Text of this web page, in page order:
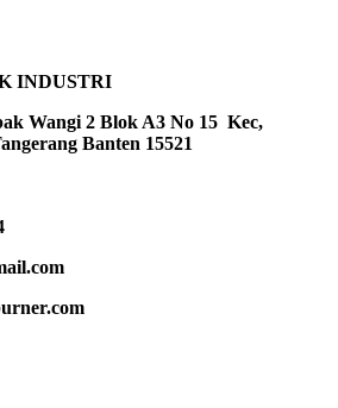
INDUSTRI
Wangi 2 Blok A3 No 15 Kec,
Banten 15521